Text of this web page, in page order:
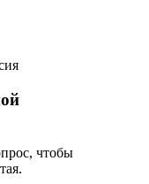
чтобы